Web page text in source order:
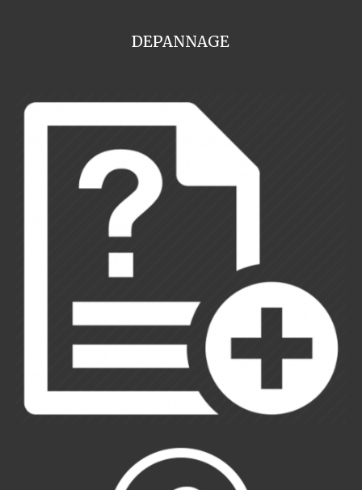
DEPANNAGE